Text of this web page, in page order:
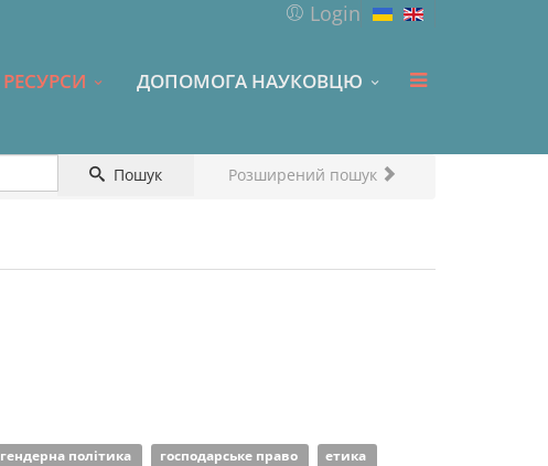
Login
РЕСУРСИ ДОПОМОГА НАУКОВЦЮ
Пошук Розширений пошук
гендерна політика господарське право
етика